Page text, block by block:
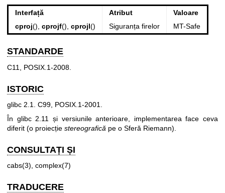
Interfață Atribut
Valoare
cproj(), cprojf(), cprojl() Siguranța firelor MT-Safe
STANDARDE
C11, POSIX.1-2008.
ISTORIC
glibc 2.1. C99, POSIX.1-2001.
În glibc 2.11 și versiunile anterioare, implementarea face ceva
diferit (o proiecție stereografică pe o Sferă Riemann).
CONSULTAȚI ȘI
cabs(3), complex(7)
TRADUCERE